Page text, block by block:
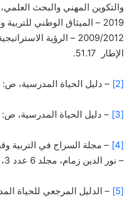
والتكوين المهني والبحث
2019 – الميثاق الوطني
الإطار 51.17.
[2] – دليل الحياة المدرسية، ص: 4
[3] – دليل الحياة المدرسية، ص: 17
[4]
– مجلة السراج في التربية
– نور الدين زمام، مجلد 6 عدد 3، 2022م، ص: 50.
[5] – الدليل المرجعي للحياة